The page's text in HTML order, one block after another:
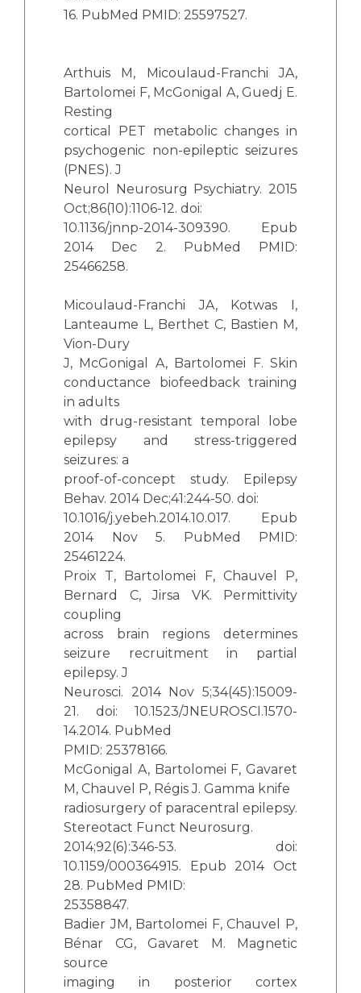
16. PubMed PMID: 25597527.
Arthuis M, Micoulaud-Franchi JA,
Bartolomei F, McGonigal A, Guedj E.
Resting
cortical PET metabolic changes in
psychogenic non-epileptic seizures
(PNES). J
Neurol Neurosurg Psychiatry. 2015
Oct;86(10):1106-12. doi:
10.1136/jnnp-2014-309390. Epub
2014 Dec 2. PubMed PMID:
25466258.
Micoulaud-Franchi JA, Kotwas I,
Lanteaume L, Berthet C, Bastien M,
Vion-Dury
J, McGonigal A, Bartolomei F. Skin
conductance biofeedback training
in adults
with drug-resistant temporal lobe
epilepsy and stress-triggered
seizures: a
proof-of-concept study. Epilepsy
Behav. 2014 Dec;41:244-50. doi:
10.1016/j.yebeh.2014.10.017. Epub
2014 Nov 5. PubMed PMID:
25461224.
Proix T, Bartolomei F, Chauvel P,
Bernard C, Jirsa VK. Permittivity
coupling
across brain regions determines
seizure recruitment in partial
epilepsy. J
Neurosci. 2014 Nov 5;34(45):15009-
21. doi: 10.1523/JNEUROSCI.1570-
14.2014. PubMed
PMID: 25378166.
McGonigal A, Bartolomei F, Gavaret
M, Chauvel P, Régis J. Gamma knife
radiosurgery of paracentral epilepsy.
Stereotact Funct Neurosurg.
2014;92(6):346-53. doi:
10.1159/000364915. Epub 2014 Oct
28. PubMed PMID:
25358847.
Badier JM, Bartolomei F, Chauvel P,
Bénar CG, Gavaret M. Magnetic
source
imaging in posterior cortex